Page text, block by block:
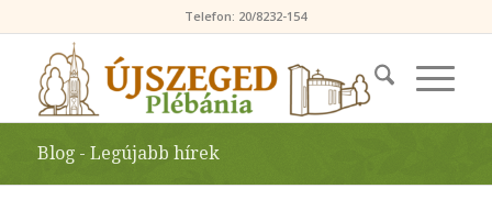
Telefon: 20/8232-154
Blog - Legújabb hírek